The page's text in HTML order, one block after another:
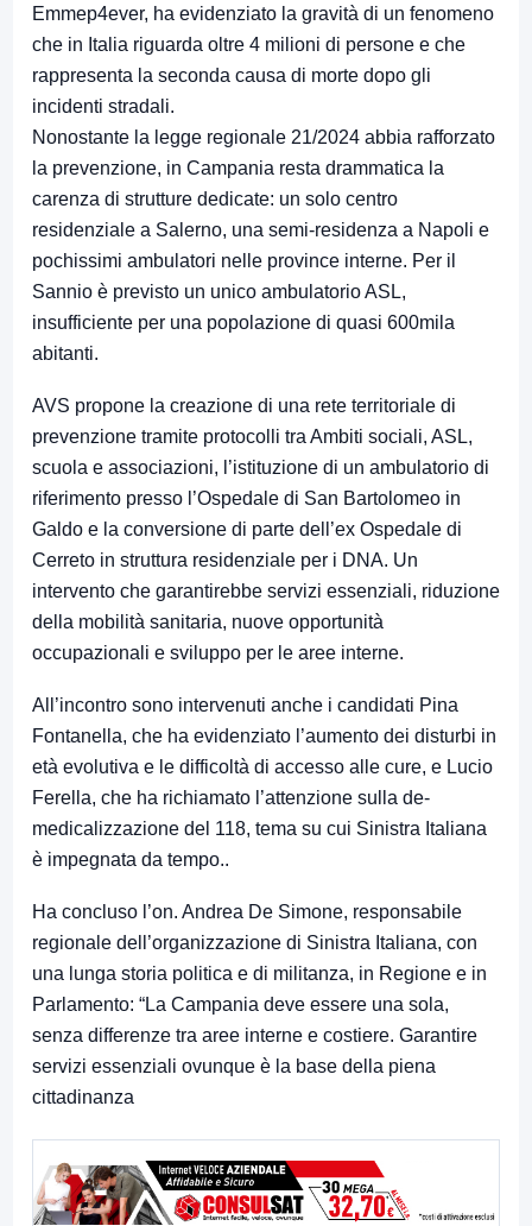
Emmep4ever, ha evidenziato la gravità di un fenomeno
che in Italia riguarda oltre 4 milioni di persone e che
rappresenta la seconda causa di morte dopo gli
incidenti stradali.
Nonostante la legge regionale 21/2024 abbia rafforzato
la prevenzione, in Campania resta drammatica la
carenza di strutture dedicate: un solo centro
residenziale a Salerno, una semi-residenza a Napoli e
pochissimi ambulatori nelle province interne. Per il
Sannio è previsto un unico ambulatorio ASL,
insufficiente per una popolazione di quasi 600mila
abitanti.
AVS propone la creazione di una rete territoriale di
prevenzione tramite protocolli tra Ambiti sociali, ASL,
scuola e associazioni, l’istituzione di un ambulatorio di
riferimento presso l’Ospedale di San Bartolomeo in
Galdo e la conversione di parte dell’ex Ospedale di
Cerreto in struttura residenziale per i DNA. Un
intervento che garantirebbe servizi essenziali, riduzione
della mobilità sanitaria, nuove opportunità
occupazionali e sviluppo per le aree interne.
All’incontro sono intervenuti anche i candidati Pina
Fontanella, che ha evidenziato l’aumento dei disturbi in
età evolutiva e le difficoltà di accesso alle cure, e Lucio
Ferella, che ha richiamato l’attenzione sulla de-
medicalizzazione del 118, tema su cui Sinistra Italiana
è impegnata da tempo..
Ha concluso l’on. Andrea De Simone, responsabile
regionale dell’organizzazione di Sinistra Italiana, con
una lunga storia politica e di militanza, in Regione e in
Parlamento: “La Campania deve essere una sola,
senza differenze tra aree interne e costiere. Garantire
servizi essenziali ovunque è la base della piena
cittadinanza